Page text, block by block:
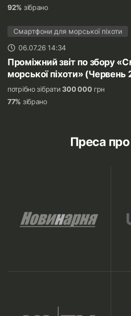
92% зібрано
Смартфони для морської піхоти
06.07.26 14:34
Проміжний звіт по збору
морської піхоти» (Червень
потрібно зібрати300 000 грн
77% зібрано
Преса